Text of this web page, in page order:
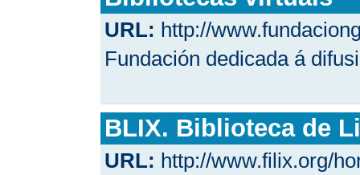
URL: http://
Fundación dedicada á
BLIX. Biblioteca de
URL: http://www.filix.org/